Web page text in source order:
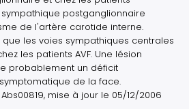
postganglionnaire
de l'artère carotide interne.
que les voies sympathiques centrales
les patients AVF. Une lésion
probablement un déficit
de la face.
mise à jour le 05/12/2006